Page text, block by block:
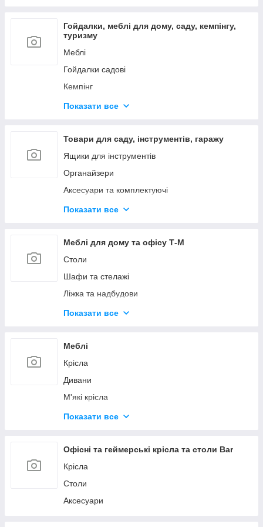
Гойдалки, меблі для дому, саду, кемпінгу,
туризму
Меблі
Гойдалки садові
Кемпінг
Для барбекю
Подушки декоративні
Меблі для кухні
Дизайнерські столи PALMARIUS
Показати все
Товари для саду, інструментів, гаражу
Ящики для інструментів
Органайзери
Аксесуари та комплектуючі
Садове освітлення
Садове зберігання та компостування
Показати все
Меблі для дому та офісу Т-М
Столи
Шафи та стелажі
Ліжка та надбудови
Тумбы
Полиці та Модуси
Меблі в дитячу
Передпокою
Вітальня
Показати все
Меблі
Крісла
Дивани
М'які крісла
Меблеві аксесуари
Ліжка
Пуфі
Столи
Геймерські крісла
Показати все
Офісні та геймерські крісла та столи Bar
Крісла
Столи
Аксесуари